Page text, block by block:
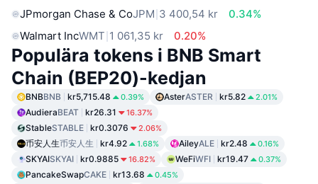
JPmorgan Chase & CoJPM 3 400,54 kr
0.34%
Walmart IncWMT 1 061,35 kr 0.20%
Populära tokens i BNB Smart
Chain (BEP20)-kedjan
BNBBNB kr5,715.48 0.39% AsterASTER kr5.82 2.01%
AudieraBEAT kr26.31 16.37%
StableSTABLE kr0.3076 2.06%
币安人生币安人生 kr4.92 1.68% AileyALE kr2.48 0.16%
SKYAISKYAI kr0.9885 16.82% WeFiWFI kr19.47 0.37%
PancakeSwapCAKE kr13.68 0.45%